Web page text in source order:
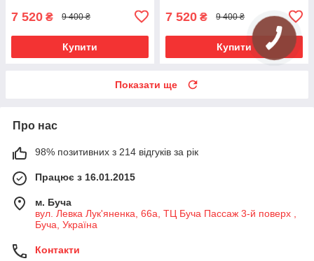
7 520 ₴ 9 400 ₴
Купити
7 520 ₴ 9 400 ₴
Купити
Показати ще
Про нас
98% позитивних з 214 відгуків за рік
Працює з 16.01.2015
м. Буча
вул. Левка Лук'яненка, 66а, ТЦ Буча Пассаж 3-й поверх ,
Буча, Україна
Контакти